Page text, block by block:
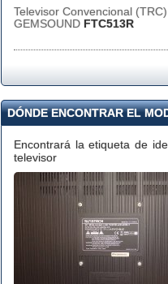
Televisor Convencional (TRC)
GEMSOUND FTC513R
DÓNDE ENCONTRAR EL
Encontrará la etiqueta de
televisor